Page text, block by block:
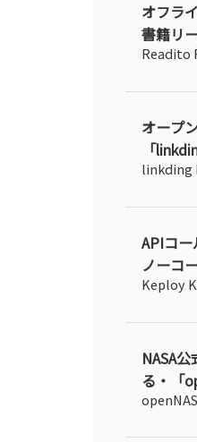
オフラ
書籍リ
Readito
オープ
「
linkding
APIコ
ノーコ
Keploy
NASA
る・「